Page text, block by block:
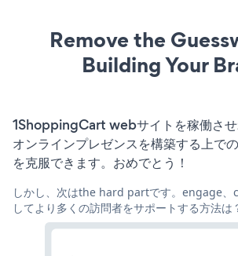
Remove the
Building Your
1ShoppingCart webサイトを稼働さ
オンラインプレゼンスを構築する上で
を克服できます。おめでとう！
しかし、次はthe hard partです。engage
してより多くの訪問者をサポートする方法は